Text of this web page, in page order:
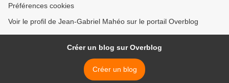
Préférences cookies
Voir le profil de Jean-Gabriel Mahéo sur le portail Overblog
Créer un blog sur Overblog
Créer un blog